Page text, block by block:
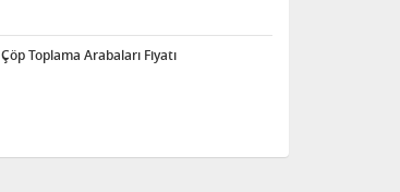
Çöp Toplama Arabaları Fiyatı